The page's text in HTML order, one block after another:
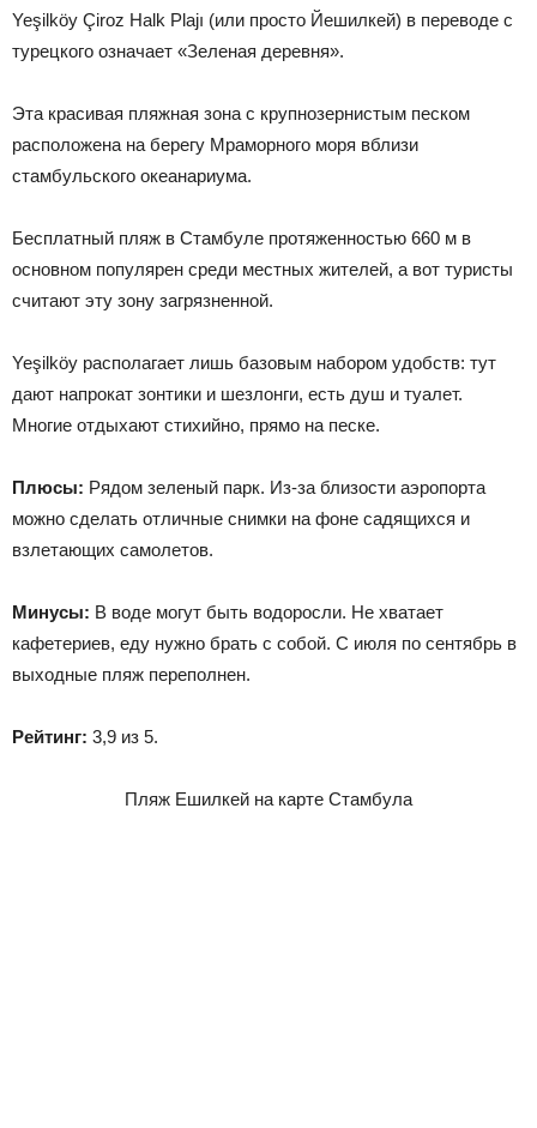
Yeşilköy Çiroz Halk Plajı (или просто Йешилкей) в переводе с
турецкого означает «Зеленая деревня».
Эта красивая пляжная зона с крупнозернистым песком
расположена на берегу Мраморного моря вблизи
стамбульского океанариума.
Бесплатный пляж в Стамбуле протяженностью 660 м в
основном популярен среди местных жителей, а вот туристы
считают эту зону загрязненной.
Yeşilköy располагает лишь базовым набором удобств: тут
дают напрокат зонтики и шезлонги, есть душ и туалет.
Многие отдыхают стихийно, прямо на песке.
Плюсы: Рядом зеленый парк. Из-за близости аэропорта
можно сделать отличные снимки на фоне садящихся и
взлетающих самолетов.
Минусы: В воде могут быть водоросли. Не хватает
кафетериев, еду нужно брать с собой. С июля по сентябрь в
выходные пляж переполнен.
Рейтинг: 3,9 из 5.
Пляж Ешилкей на карте Стамбула